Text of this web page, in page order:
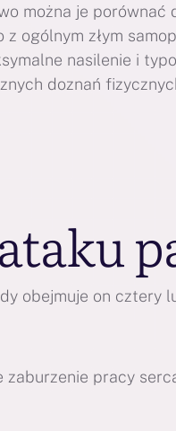
można je porównać
ogólnym złym
nasilenie i
doznań
obejmuje on cztery
zaburzenie pracy